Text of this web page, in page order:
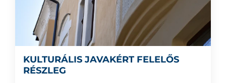
KULTURÁLIS JAVAKÉRT FELELŐS
RÉSZLEG